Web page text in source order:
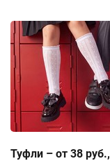
Туфли – от 38